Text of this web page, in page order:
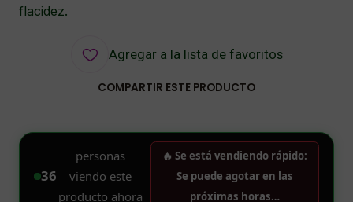
flacidez.
Agregar a la lista de favoritos
COMPARTIR ESTE PRODUCTO